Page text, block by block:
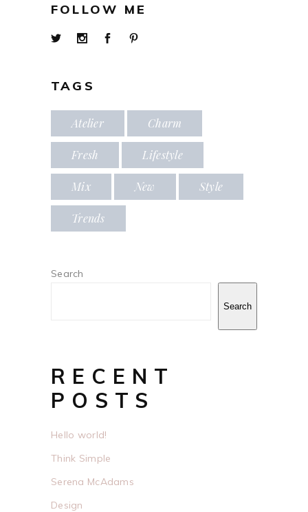
FOLLOW ME
TAGS
Atelier Charm
Fresh Lifestyle
Mix New Style
Trends
Search
Search
RECENT
POSTS
Hello world!
Think Simple
Serena McAdams
Design